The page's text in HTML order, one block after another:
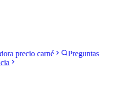
precio carné
Preguntas